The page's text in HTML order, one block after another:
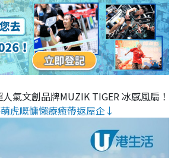
人氣文創品牌MUZIK TIGER 冰感風扇！
虎嘅慵懶療癒帶返屋企↓